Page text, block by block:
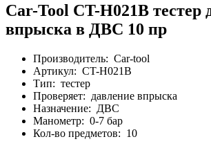
Car-Tool CT-H021B тестер
впрыска в ДВС 10 пр
Производитель: Car-tool
Артикул: CT-H021B
Тип: тестер
Проверяет: давление впрыска
Назначение: ДВС
Манометр: 0-7 бар
Кол-во предметов: 10